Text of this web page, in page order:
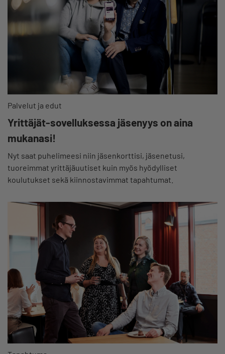
Palvelut ja edut
Yrittäjät-sovelluksessa jäsenyys on aina
mukanasi!
Nyt saat puhelimeesi niin jäsenkorttisi, jäsenetusi,
tuoreimmat yrittäjäuutiset kuin myös hyödylliset
koulutukset sekä kiinnostavimmat tapahtumat.